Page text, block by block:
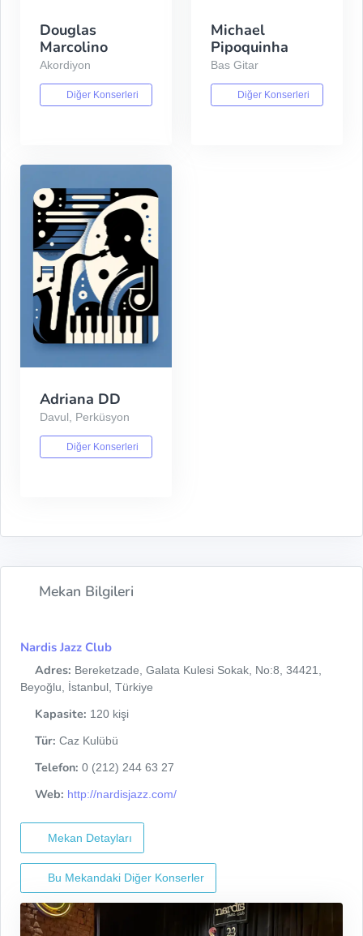
Douglas
Marcolino
Akordiyon
Diğer Konserleri
Michael
Pipoquinha
Bas Gitar
Diğer Konserleri
Adriana DD
Davul, Perküsyon
Diğer Konserleri
Mekan Bilgileri
Nardis Jazz Club
Adres: Bereketzade, Galata Kulesi Sokak, No:8, 34421,
Beyoğlu, İstanbul, Türkiye
Kapasite: 120 kişi
Tür: Caz Kulübü
Telefon: 0 (212) 244 63 27
Web: http://nardisjazz.com/
Mekan Detayları
Bu Mekandaki Diğer Konserler